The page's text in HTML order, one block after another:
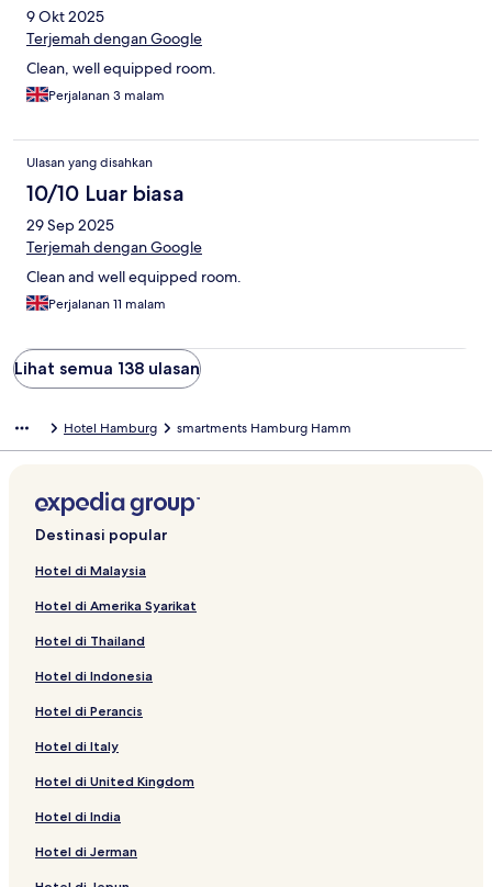
9 Okt 2025
Terjemah dengan Google
Clean, well equipped room.
Perjalanan 3 malam
Ulasan yang disahkan
10/10 Luar biasa
29 Sep 2025
Terjemah dengan Google
Clean and well equipped room.
Perjalanan 11 malam
Lihat semua 138 ulasan
Hotel Hamburg smartments Hamburg Hamm
Destinasi popular
Hotel di Malaysia
Hotel di Amerika Syarikat
Hotel di Thailand
Hotel di Indonesia
Hotel di Perancis
Hotel di Italy
Hotel di United Kingdom
Hotel di India
Hotel di Jerman